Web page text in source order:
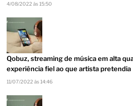
4/08/2022 às 15:50
Qobuz, streaming de música em alta
experiência fiel ao que artista pretendia
11/07/2022 às 14:46